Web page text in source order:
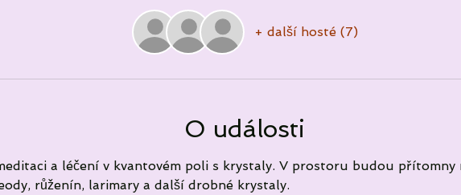
+ další hosté (7)
O události
a léčení v kvantovém poli s krystaly. V prostoru budou přítomny
růženín, larimary a další drobné krystaly.